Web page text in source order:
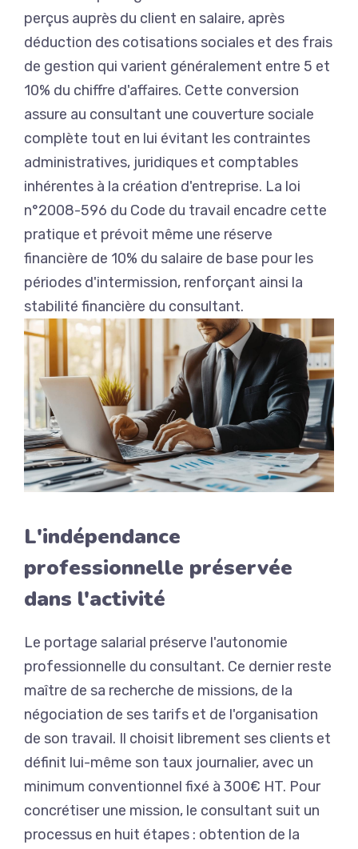
perçus auprès du client en salaire, après
déduction des cotisations sociales et des frais
de gestion qui varient généralement entre 5 et
10% du chiffre d'affaires. Cette conversion
assure au consultant une couverture sociale
complète tout en lui évitant les contraintes
administratives, juridiques et comptables
inhérentes à la création d'entreprise. La loi
n°2008-596 du Code du travail encadre cette
pratique et prévoit même une réserve
financière de 10% du salaire de base pour les
périodes d'intermission, renforçant ainsi la
stabilité financière du consultant.
L'indépendance
professionnelle préservée
dans l'activité
Le portage salarial préserve l'autonomie
professionnelle du consultant. Ce dernier reste
maître de sa recherche de missions, de la
négociation de ses tarifs et de l'organisation
de son travail. Il choisit librement ses clients et
définit lui-même son taux journalier, avec un
minimum conventionnel fixé à 300€ HT. Pour
concrétiser une mission, le consultant suit un
processus en huit étapes : obtention de la